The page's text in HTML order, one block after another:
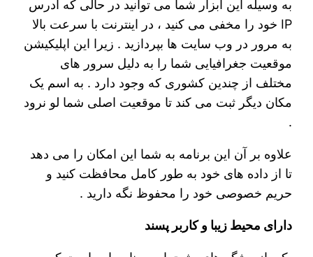
به وسیله این ابزار شما می توانید در حالی که آدرس
IP خود را مخفی می کنید ، در اینترنت با سرعت بالا
به مرور در وب سایت ها بپردازید . زیرا این اپلیکیشن
موقعیت جغرافیایی شما را به دلیل سرور های
مختلف از چندین کشوری که وجود دارد . به اسم یک
مکان دیگر ثبت می کند تا موقعیت اصلی شما لو نرود
.
علاوه بر آن این برنامه به شما این امکان را می دهد
تا از داده های خود به طور کامل محافظت کنید و
حریم خصوصی خود را محفوظ نگه دارید .
دارای محیط زیبا و کاربر پسند